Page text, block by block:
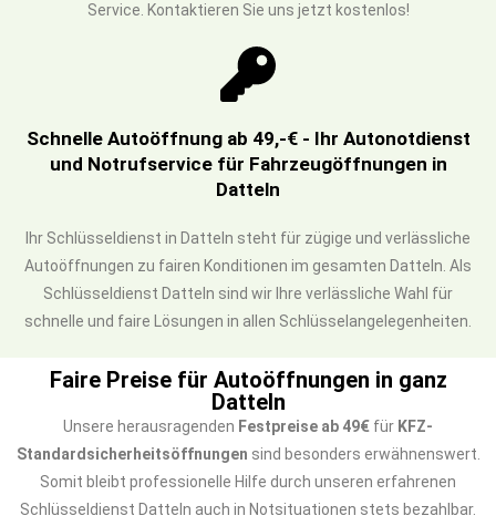
Service. Kontaktieren Sie uns jetzt kostenlos!
Schnelle Autoöffnung ab 49,-€ - Ihr Autonotdienst
und Notrufservice für Fahrzeugöffnungen in
Datteln
Ihr Schlüsseldienst in Datteln steht für zügige und verlässliche
Autoöffnungen zu fairen Konditionen im gesamten Datteln. Als
Schlüsseldienst Datteln sind wir Ihre verlässliche Wahl für
schnelle und faire Lösungen in allen Schlüsselangelegenheiten.
Faire Preise für Autoöffnungen in ganz
Datteln
Unsere herausragenden Festpreise ab 49€ für KFZ-
Standardsicherheitsöffnungen sind besonders erwähnenswert.
Somit bleibt professionelle Hilfe durch unseren erfahrenen
Schlüsseldienst Datteln auch in Notsituationen stets bezahlbar.